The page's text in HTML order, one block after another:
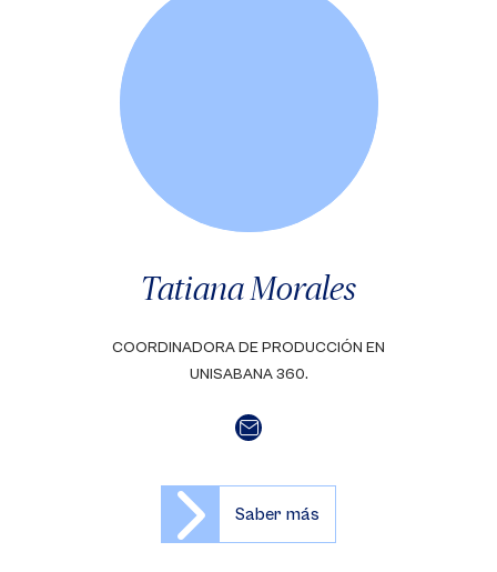
Tatiana Morales
COORDINADORA DE PRODUCCIÓN EN
UNISABANA 360.
Saber más